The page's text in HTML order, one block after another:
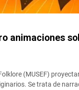
animaciones
(MUSEF)
Se trata de